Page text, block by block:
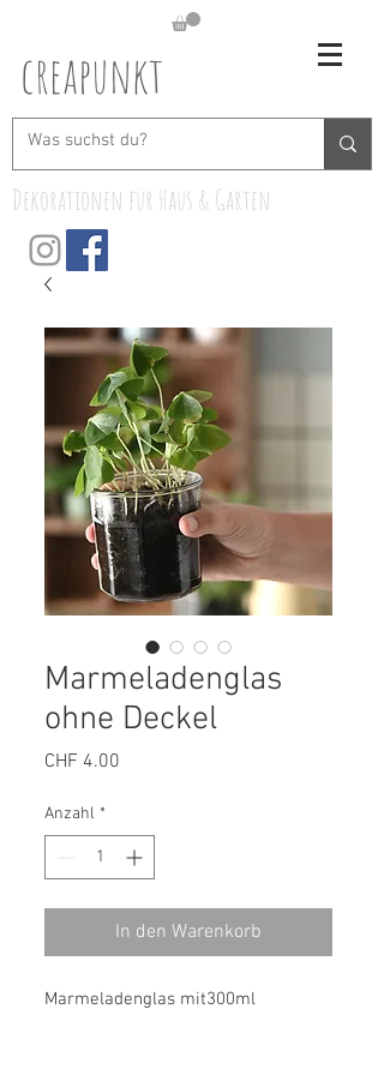
creapunkt
Dekorationen für Haus & Garten
Marmeladenglas
ohne Deckel
CHF 4.00
Anzahl *
In den Warenkorb
Marmeladenglas mit300ml